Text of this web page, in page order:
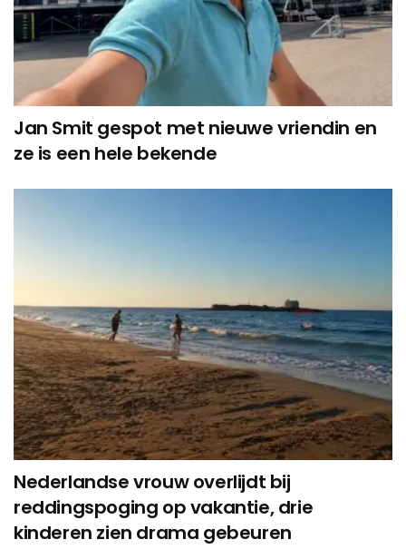
Jan Smit gespot met nieuwe vriendin en
ze is een hele bekende
Nederlandse vrouw overlijdt bij
reddingspoging op vakantie, drie
kinderen zien drama gebeuren